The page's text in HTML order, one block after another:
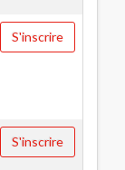
S'inscrire
S'inscrire